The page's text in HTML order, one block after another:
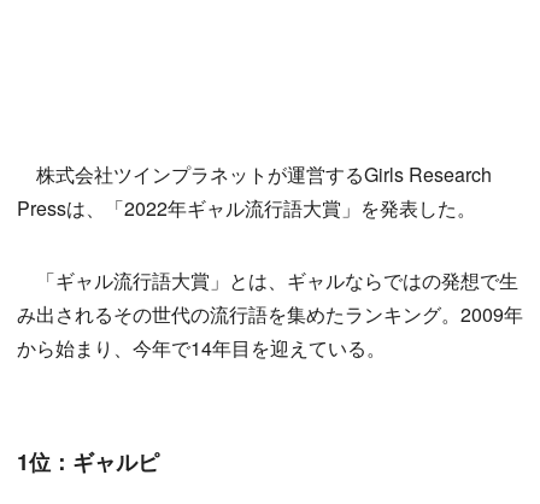
株式会社ツインプラネットが運営するGirls Research
Pressは、「2022年ギャル流行語大賞」を発表した。
「ギャル流行語大賞」とは、ギャルならではの発想で生
み出されるその世代の流行語を集めたランキング。2009年
から始まり、今年で14年目を迎えている。
1位：ギャルピ